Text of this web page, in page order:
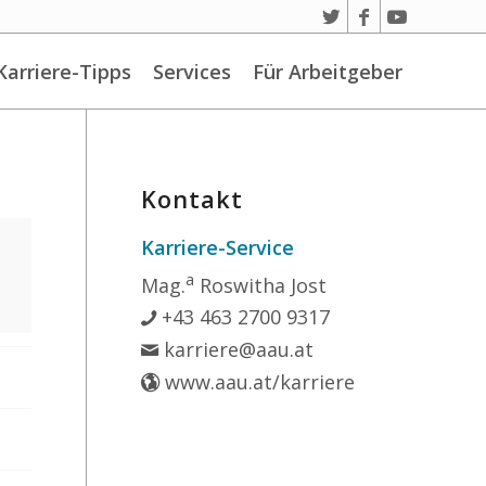
Tipps Services Für Arbeitgeber
Kontakt
Karriere-Service
Mag.a Roswitha Jost
+43 463 2700 9317
karriere@aau.at
www.aau.at/karriere